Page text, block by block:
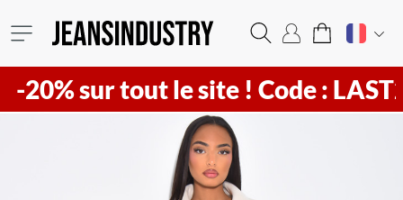
sur tout le site !Code : LAST20 !